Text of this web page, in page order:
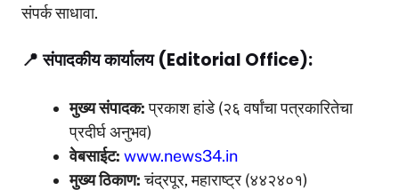
संपर्क साधावा.
📍संपादकीय कार्यालय (Editorial Office):
मुख्य संपादक:प्रकाश हांडे (२६ वर्षांचा पत्रकारितेचा
प्रदीर्घ अनुभव)
वेबसाईट: www.news34.in
मुख्य ठिकाण:चंद्रपूर, महाराष्ट्र (४४२४०१)